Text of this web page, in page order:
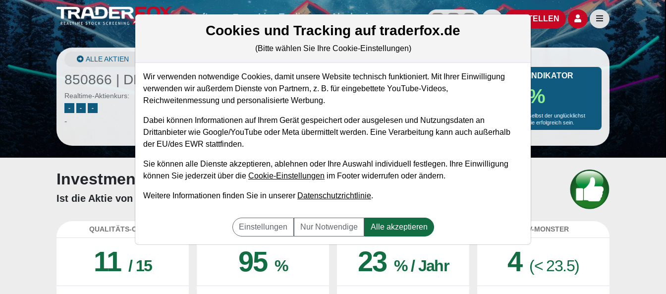
Software Live-Trading Akademie offizielle Social Media-AccountsAktien- und Artikelsuche öffnen
BESTELLEN Seitennavigation
ALLE AKTIEN
850866 | DE–Deere Aktie
Realtime-Aktienkurs:
- - -
-
Marktkapitalisierung 165,64 Mrd. USD
Unternehmenswert
Umsatz 44,66 Mrd. USD
MONKEY-TRADER INDIKATOR
76.1 %
Mit 76.1 % Wahrscheinlichkeit wird selbst der unglücklichst
agierende Trader mit dieser Aktie erfolgreich sein.
Investment-Check: Kaufempfehlung?
Ist die Aktie von Deere zum Kaufen und Liegenlassen geeignet?
QUALITÄTS-CHECK
11 / 15
DAUERLÄUFER-QUALITÄTEN
95 %
OUTPERFORMER-CHECK
23 % / Jahr
KUV-MONSTER
4 (< 23.5)
Cookies und Tracking auf traderfox.de
(Bitte wählen Sie Ihre Cookie-Einstellungen)
Wir verwenden notwendige Cookies, damit unsere Website technisch funktioniert. Mit Ihrer Einwilligung
verwenden wir außerdem Dienste von Partnern, z. B. für eingebettete YouTube-Videos,
Reichweitenmessung und personalisierte Werbung.
Dabei können Informationen auf Ihrem Gerät gespeichert oder ausgelesen und Nutzungsdaten an
Drittanbieter wie Google/YouTube oder Meta übermittelt werden. Eine Verarbeitung kann auch außerhalb
der EU/des EWR stattfinden.
Sie können alle Dienste akzeptieren, ablehnen oder Ihre Auswahl individuell festlegen. Ihre Einwilligung
können Sie jederzeit über die Cookie-Einstellungen im Footer widerrufen oder ändern.
Weitere Informationen finden Sie in unserer Datenschutzrichtlinie.
Einstellungen Nur Notwendige Alle akzeptieren